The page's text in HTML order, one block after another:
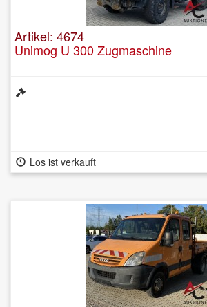
Artikel: 4674
Unimog U 300 Zugmaschine
Los ist verkauft